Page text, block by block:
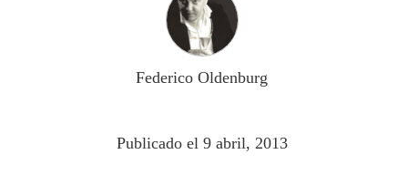
Federico Oldenburg
Publicado el 9 abril, 2013